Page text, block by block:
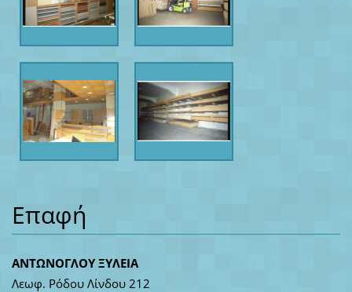
Επαφή
ΑΝΤΩΝΟΓΛΟΥ ΞΥΛΕΙΑ
Λεωφ. Ρόδου Λίνδου 212